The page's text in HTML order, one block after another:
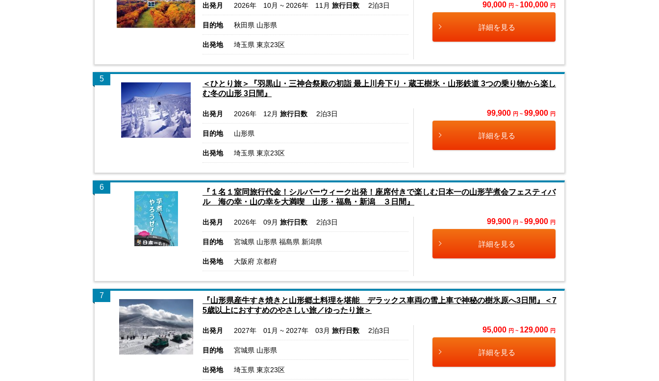
出発月 2026年 10月 ~ 2026年 11月 旅行日数 2泊3日
目的地 秋田県 山形県
出発地 埼玉県 東京23区
90,000 円 ~ 100,000 円
詳細を見る
5
＜ひとり旅＞『羽黒山・三神合祭殿の初詣 最上川舟下り・蔵王樹氷・山形鉄道 3つの乗り物から楽し
む冬の山形 3日間』
出発月 2026年 12月 旅行日数 2泊3日
目的地 山形県
出発地 埼玉県 東京23区
99,900 円 ~ 99,900 円
詳細を見る
6
『１名１室同旅行代金！シルバーウィーク出発！座席付きで楽しむ日本一の山形芋煮会フェスティバ
ル 海の幸・山の幸を大満喫 山形・福島・新潟 ３日間』
出発月 2026年 09月 旅行日数 2泊3日
目的地 宮城県 山形県 福島県 新潟県
出発地 大阪府 京都府
99,900 円 ~ 99,900 円
詳細を見る
7
『山形県産牛すき焼きと山形郷土料理を堪能 デラックス車両の雪上車で神秘の樹氷原へ3日間』＜7
5歳以上におすすめのやさしい旅／ゆったり旅＞
出発月 2027年 01月 ~ 2027年 03月 旅行日数 2泊3日
目的地 宮城県 山形県
出発地 埼玉県 東京23区
95,000 円 ~ 129,000 円
詳細を見る